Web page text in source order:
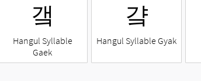
갴
Hangul Syllable
Gaek
걐
Hangul Syllable Gyak